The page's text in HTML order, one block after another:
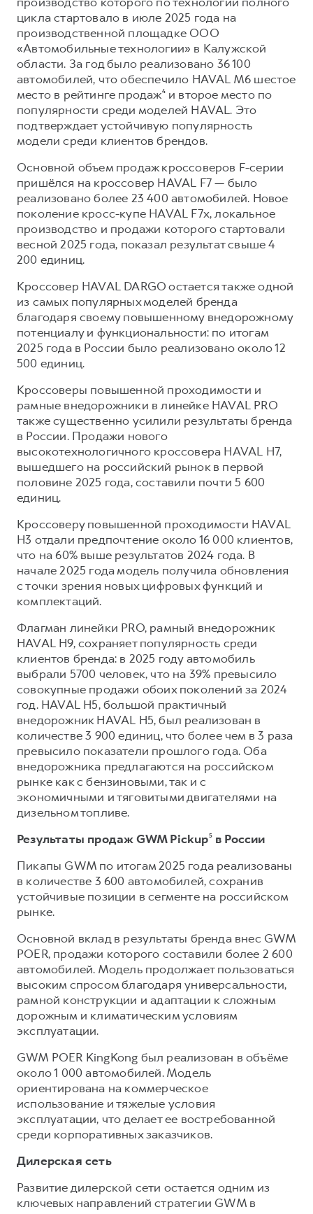
цикла стартовало в июле 2025 года на
производственной площадке ООО
«Автомобильные технологии» в Калужской
области. За год было реализовано 36 100
автомобилей, что обеспечило HAVAL M6 шестое
место в рейтинге продаж⁴ и второе место по
популярности среди моделей HAVAL. Это
подтверждает устойчивую популярность
модели среди клиентов брендов.
Основной объем продаж кроссоверов F-серии
пришёлся на кроссовер HAVAL F7 — было
реализовано более 23 400 автомобилей. Новое
поколение кросс-купе HAVAL F7x, локальное
производство и продажи которого стартовали
весной 2025 года, показал результат свыше 4
200 единиц.
Кроссовер HAVAL DARGO остается также одной
из самых популярных моделей бренда
благодаря своему повышенному внедорожному
потенциалу и функциональности: по итогам
2025 года в России было реализовано около 12
500 единиц.
Кроссоверы повышенной проходимости и
рамные внедорожники в линейке HAVAL PRO
также существенно усилили результаты бренда
в России. Продажи нового
высокотехнологичного кроссовера HAVAL H7,
вышедшего на российский рынок в первой
половине 2025 года, составили почти 5 600
единиц.
Кроссоверу повышенной проходимости HAVAL
H3 отдали предпочтение около 16 000 клиентов,
что на 60% выше результатов 2024 года. В
начале 2025 года модель получила обновления
с точки зрения новых цифровых функций и
комплектаций.
Флагман линейки PRO, рамный внедорожник
HAVAL H9, сохраняет популярность среди
клиентов бренда: в 2025 году автомобиль
выбрали 5700 человек, что на 39% превысило
совокупные продажи обоих поколений за 2024
год. HAVAL H5, большой практичный
внедорожник HAVAL H5, был реализован в
количестве 3 900 единиц, что более чем в 3 раза
превысило показатели прошлого года. Оба
внедорожника предлагаются на российском
рынке как с бензиновыми, так и с
экономичными и тяговитыми двигателями на
дизельном топливе.
Результаты продаж GWM Pickup⁵ в России
Пикапы GWM по итогам 2025 года реализованы
в количестве 3 600 автомобилей, сохранив
устойчивые позиции в сегменте на российском
рынке.
Основной вклад в результаты бренда внес GWM
POER, продажи которого составили более 2 600
автомобилей. Модель продолжает пользоваться
высоким спросом благодаря универсальности,
рамной конструкции и адаптации к сложным
дорожным и климатическим условиям
эксплуатации.
GWM POER KingKong был реализован в объёме
около 1 000 автомобилей. Модель
ориентирована на коммерческое
использование и тяжелые условия
эксплуатации, что делает ее востребованной
среди корпоративных заказчиков.
Дилерская сеть
Развитие дилерской сети остается одним из
ключевых направлений стратегии GWM в